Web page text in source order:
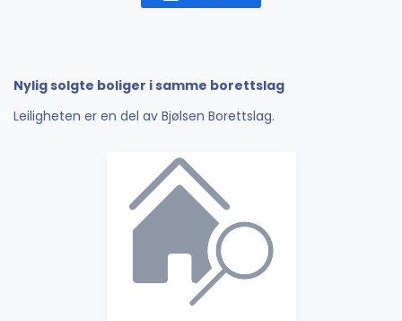
Nylig solgte boliger i samme borettslag
Leiligheten er en del av Bjølsen Borettslag.